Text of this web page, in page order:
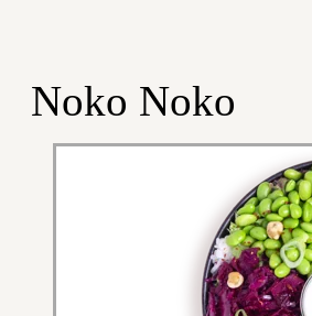
Noko Noko